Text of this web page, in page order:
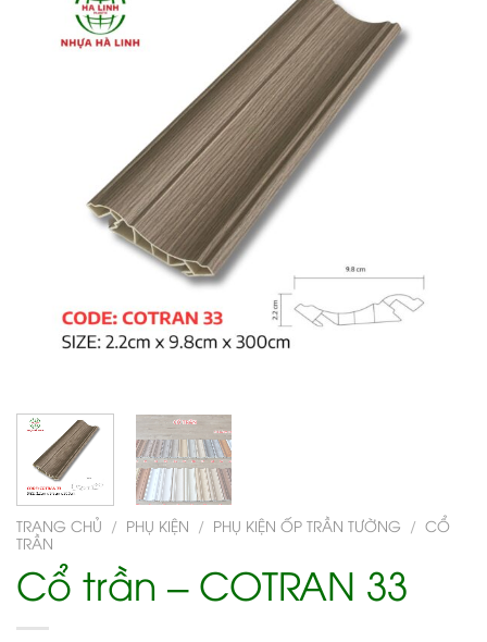
TRANG CHỦ / PHỤ KIỆN / PHỤ KIỆN ỐP TRẦN TƯỜNG / CỔ
TRẦN
Cổ trần – COTRAN 33